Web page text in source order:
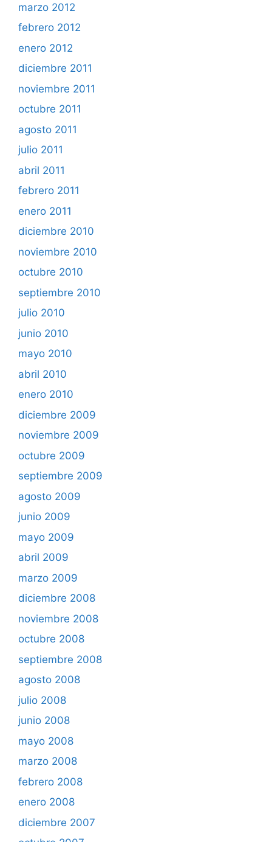
marzo 2012
febrero 2012
enero 2012
diciembre 2011
noviembre 2011
octubre 2011
agosto 2011
julio 2011
abril 2011
febrero 2011
enero 2011
diciembre 2010
noviembre 2010
octubre 2010
septiembre 2010
julio 2010
junio 2010
mayo 2010
abril 2010
enero 2010
diciembre 2009
noviembre 2009
octubre 2009
septiembre 2009
agosto 2009
junio 2009
mayo 2009
abril 2009
marzo 2009
diciembre 2008
noviembre 2008
octubre 2008
septiembre 2008
agosto 2008
julio 2008
junio 2008
mayo 2008
marzo 2008
febrero 2008
enero 2008
diciembre 2007